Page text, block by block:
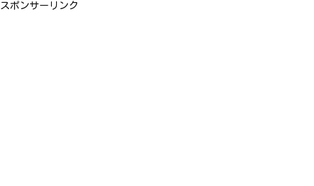
スポンサーリンク